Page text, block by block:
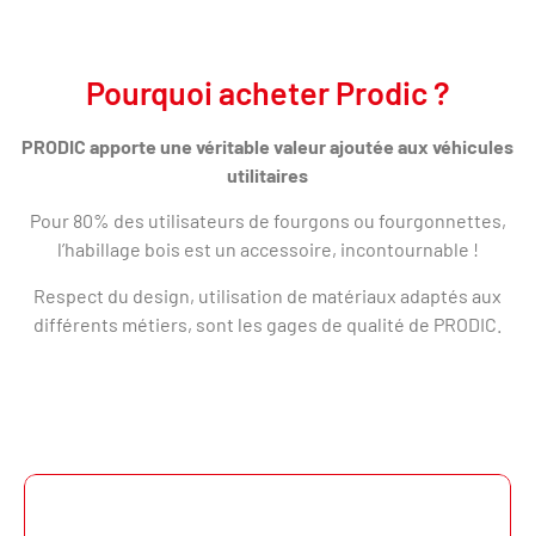
Pourquoi acheter Prodic ?
PRODIC apporte une véritable valeur ajoutée aux véhicules
utilitaires
Pour 80% des utilisateurs de fourgons ou fourgonnettes,
l’habillage bois est un accessoire, incontournable !
Respect du design, utilisation de matériaux adaptés aux
différents métiers, sont les gages de qualité de PRODIC.